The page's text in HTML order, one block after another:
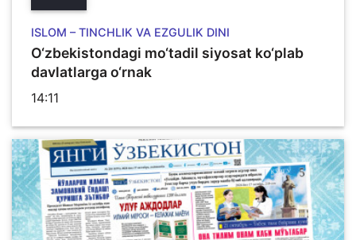
ISLOM – TINCHLIK VA EZGULIK DINI
O‘zbekistondagi mo‘tadil siyosat ko‘plab
davlatlarga o‘rnak
14:11